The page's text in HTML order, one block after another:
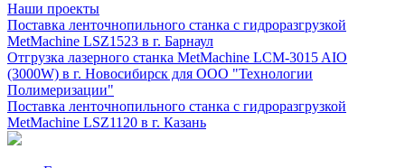
Наши проекты
Поставка ленточнопильного станка c гидроразгрузкой
MetMachine LSZ1523 в г. Барнаул
Отгрузка лазерного станка MetMachine LCM-3015 AIO
(3000W) в г. Новосибирск для ООО "Технологии
Полимеризации"
Поставка ленточнопильного станка c гидроразгрузкой
MetMachine LSZ1120 в г. Казань